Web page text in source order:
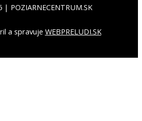
| POZIARNECENTRUM.SK
a spravuje WEBPRELUDI.SK